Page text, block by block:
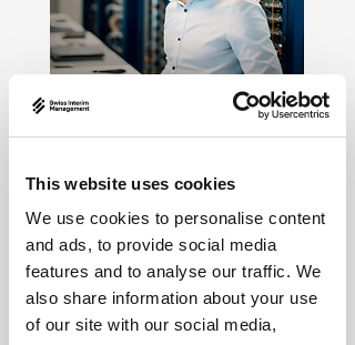
This website uses cookies
We use cookies to personalise content
and ads, to provide social media
features and to analyse our traffic. We
also share information about your use
of our site with our social media,
Interim Management
➝ mehr entdecken